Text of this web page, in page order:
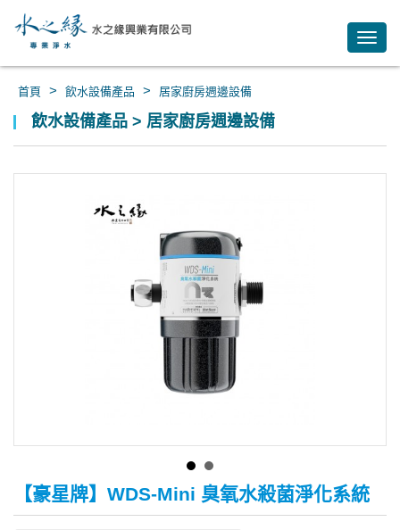
首頁 > 飲水設備產品 > 居家廚房週邊設備
飲水設備產品 > 居家廚房週邊設備
【豪星牌】WDS-Mini 臭氧水殺菌淨化系統